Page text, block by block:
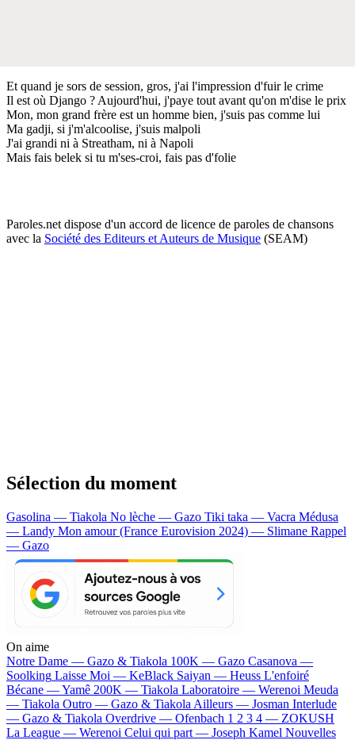
Et quand je sors de session, gros, j'ai l'impression d'fuir le crime
Il est où Django ? Aujourd'hui, j'paye tout avant qu'on m'dise le prix
Mon, mon grand frère est un homme bien, j'suis pas comme lui
Ma gadji, si j'm'alcoolise, j'suis malpoli
J'ai grandi ni à Streatham, ni à Napoli
Mais fais belek si tu m'ses-croi, fais pas d'folie
Paroles.net dispose d'un accord de licence de paroles de chansons
avec la Société des Editeurs et Auteurs de Musique (SEAM)
Sélection du moment
Gasolina — Tiakola No lèche — Gazo Tiki taka — Vacra Médusa
— Landy Mon amour (France Eurovision 2024) — Slimane Rappel
— Gazo
On aime
Notre Dame — Gazo & Tiakola 100K — Gazo Casanova —
Soolking Laisse Moi — KeBlack Saiyan — Heuss L'enfoiré
Bécane —Yamê 200K — Tiakola Laboratoire — Werenoi Meuda
— Tiakola Outro — Gazo & Tiakola Ailleurs — Josman Interlude
— Gazo & Tiakola Overdrive — Ofenbach 1 2 3 4 — ZOKUSH
La League — Werenoi Celui qui part — Joseph Kamel Nouvelles